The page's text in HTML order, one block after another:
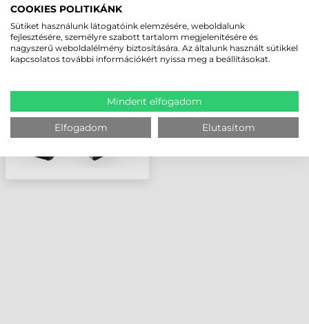
ZEBRA VÁGÓ, TLP2824
PLUS
COOKIES POLITIKÁNK
Sütiket használunk látogatóink elemzésére, weboldalunk
fejlesztésére, személyre szabott tartalom megjelenítésére és
nagyszerű weboldalélmény biztosítására. Az általunk használt sütikkel
kapcsolatos további információkért nyissa meg a beállításokat.
Mindent elfogadom
Elfogadom Elutasítom